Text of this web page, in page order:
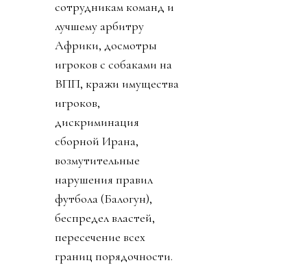
сотрудникам команд и
лучшему арбитру
Африки, досмотры
игроков с собаками на
ВПП, кражи имущества
игроков,
дискриминация
сборной Ирана,
возмутительные
нарушения правил
футбола (Балогун),
беспредел властей,
пересечение всех
границ порядочности.